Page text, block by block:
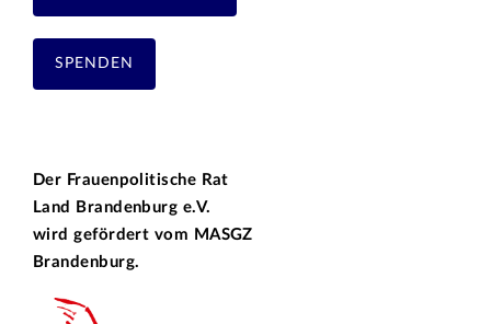
SPENDEN
Der Frauenpolitische Rat
Land Brandenburg e.V.
wird gefördert vom MASGZ
Brandenburg.